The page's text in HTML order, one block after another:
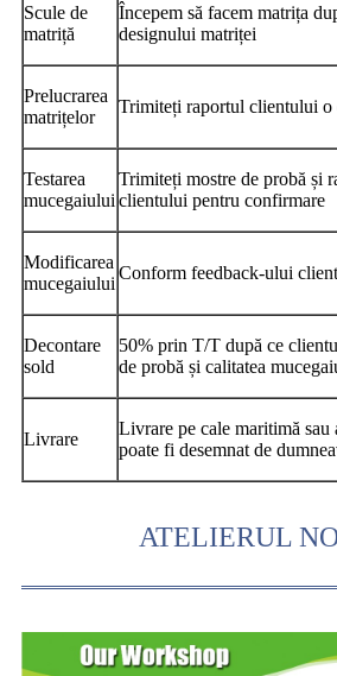
Scule de
matriță
Începem să facem matrița
designului matriței
Prelucrarea
matrițelor
Trimiteți raportul clientului o
Testarea
mucegaiului
Trimiteți mostre de probă și
clientului pentru confirmare
Modificarea
mucegaiului
Conform feedback-ului
Decontare
sold
50% prin T/T după ce
de probă și calitatea
Livrare
Livrare pe cale maritimă sau
poate fi desemnat de
ATELIERUL